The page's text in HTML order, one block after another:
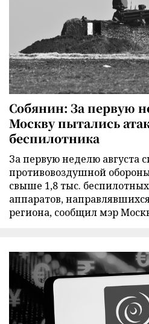
Собянин: За первую
Москву пытались
беспилотника
За первую неделю августа
противовоздушной
свыше 1,8 тыс.
аппаратов,
региона, сообщил мэр